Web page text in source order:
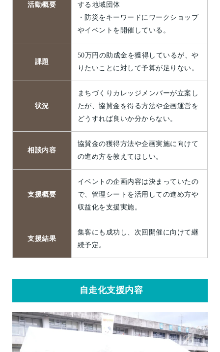
活動概要
する地域団体
・防災をキーワードにワークショップ
やイベントを開催している。
課題
50万円の助成金を獲得しているが、や
りたいことに対して予算が足りない。
状況
まちづくりカレッジメンバーが立案し
たが、協賛金を得る方法や企画運営を
どうすれば良いか分からない。
相談内容
協賛金の獲得方法や企画実施に向けて
の進め方を教えてほしい。
支援概要
イベントの企画内容は決まっていたの
で、管理シートを活用しての進め方や
収益化を支援実施。
支援結果
集客にも成功し、次回開催に向けて継
続予定。
自走化支援内容